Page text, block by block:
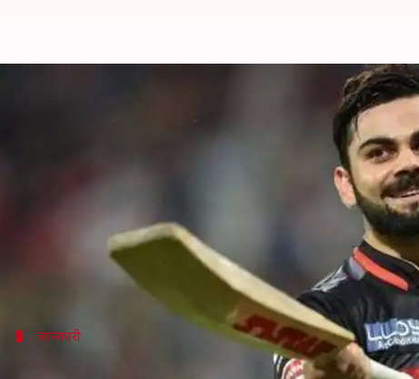
IPL 2019 में ये रिकॉर्ड अपने नाम कर
IPL 2019 का आगाज़ 23 मार्च से होगा। IPL के इतिहास
भले ही कोहली अपनी कप्तानी से RCB को इस लीग का
जानकारी
IPL 2018 में शानदार फॉर्म में थे विराट कोहली